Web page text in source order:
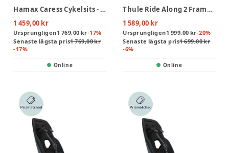
Hamax Caress Cykelsits - Dark Grey/Red
1 459,00 kr
Ursprungligen1 769,00 kr-17%
Senaste lägsta pris1 769,00 kr
-17%
Online
Thule Ride Along 2 Frame Mount Cykelsits - Dark Grey
1 589,00 kr
Ursprungligen1 999,00 kr-20%
Senaste lägsta pris1 699,00 kr
-6%
Online